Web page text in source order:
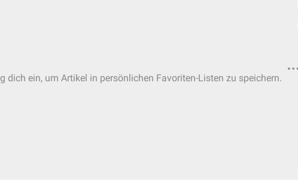
dich ein, um Artikel in persönlichen Favoriten-Listen zu speichern.